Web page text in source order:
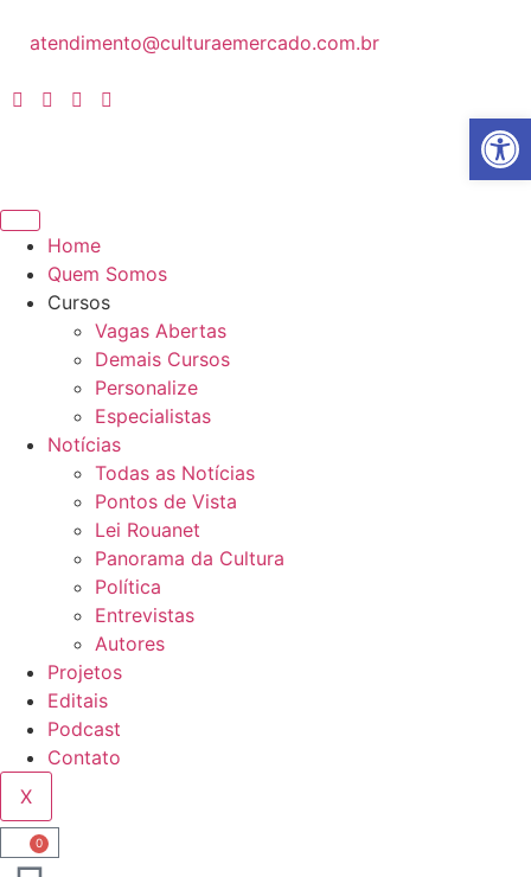
atendimento@culturaemercado.com.br
Home
Quem Somos
Cursos
Vagas Abertas
Demais Cursos
Personalize
Especialistas
Notícias
Todas as Notícias
Pontos de Vista
Lei Rouanet
Panorama da Cultura
Política
Entrevistas
Autores
Projetos
Editais
Podcast
Contato
X
0
Abrir